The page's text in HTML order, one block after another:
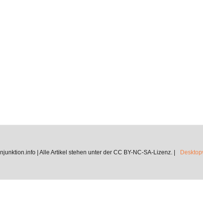
| Alle Artikel stehen unter der CC BY-NC-SA-Lizenz. |